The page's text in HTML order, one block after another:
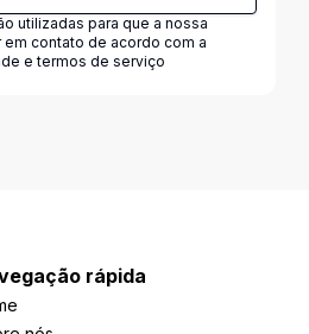
utilizadas para que a nossa
contato de acordo com a
e termos de serviço
rápida